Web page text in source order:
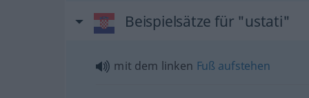
Beispielsätze für "ustati"
mit dem linken Fuß aufstehen